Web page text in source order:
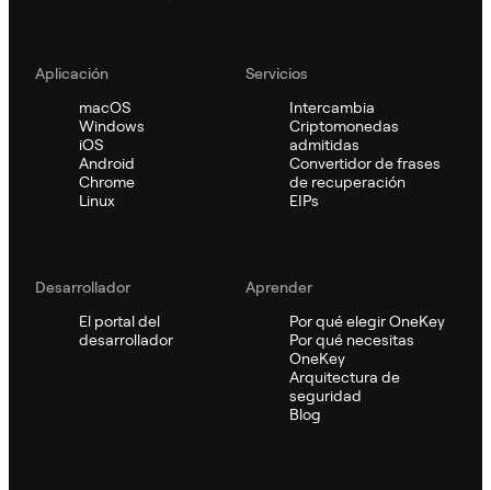
Aplicación
macOS
Windows
iOS
Android
Chrome
Linux
Servicios
Intercambia
Criptomonedas
admitidas
Convertidor de frases
de recuperación
EIPs
Desarrollador
El portal del
desarrollador
Aprender
Por qué elegir OneKey
Por qué necesitas
OneKey
Arquitectura de
seguridad
Blog